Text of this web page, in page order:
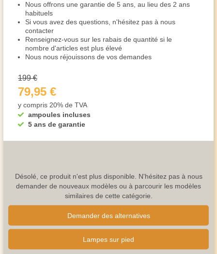
Nous offrons une garantie de 5 ans, au lieu des 2 ans
habituels
Si vous avez des questions, n'hésitez pas à nous
contacter
Renseignez-vous sur les rabais de quantité si le
nombre d'articles est plus élevé
Nous nous réjouissons de vos demandes
ampoules incluses
5 ans de garantie
199 €
79,95 €
y compris 20% de TVA
Désolé, ce produit n'est plus disponible. N'hésitez pas à nous
demander de nouveaux modèles ou à parcourir les modèles
similaires de cette catégorie.
Demander des alternatives
Lampes sur pied